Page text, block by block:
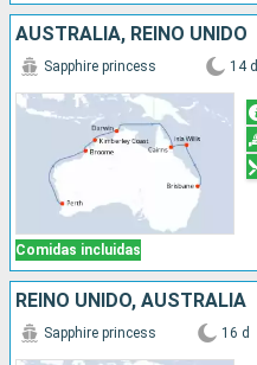
AUSTRALIA, REINO UNIDO
Comidas incluidas
Sapphire princess 14 d
REINO UNIDO, AUSTRALIA
Sapphire princess 16 d